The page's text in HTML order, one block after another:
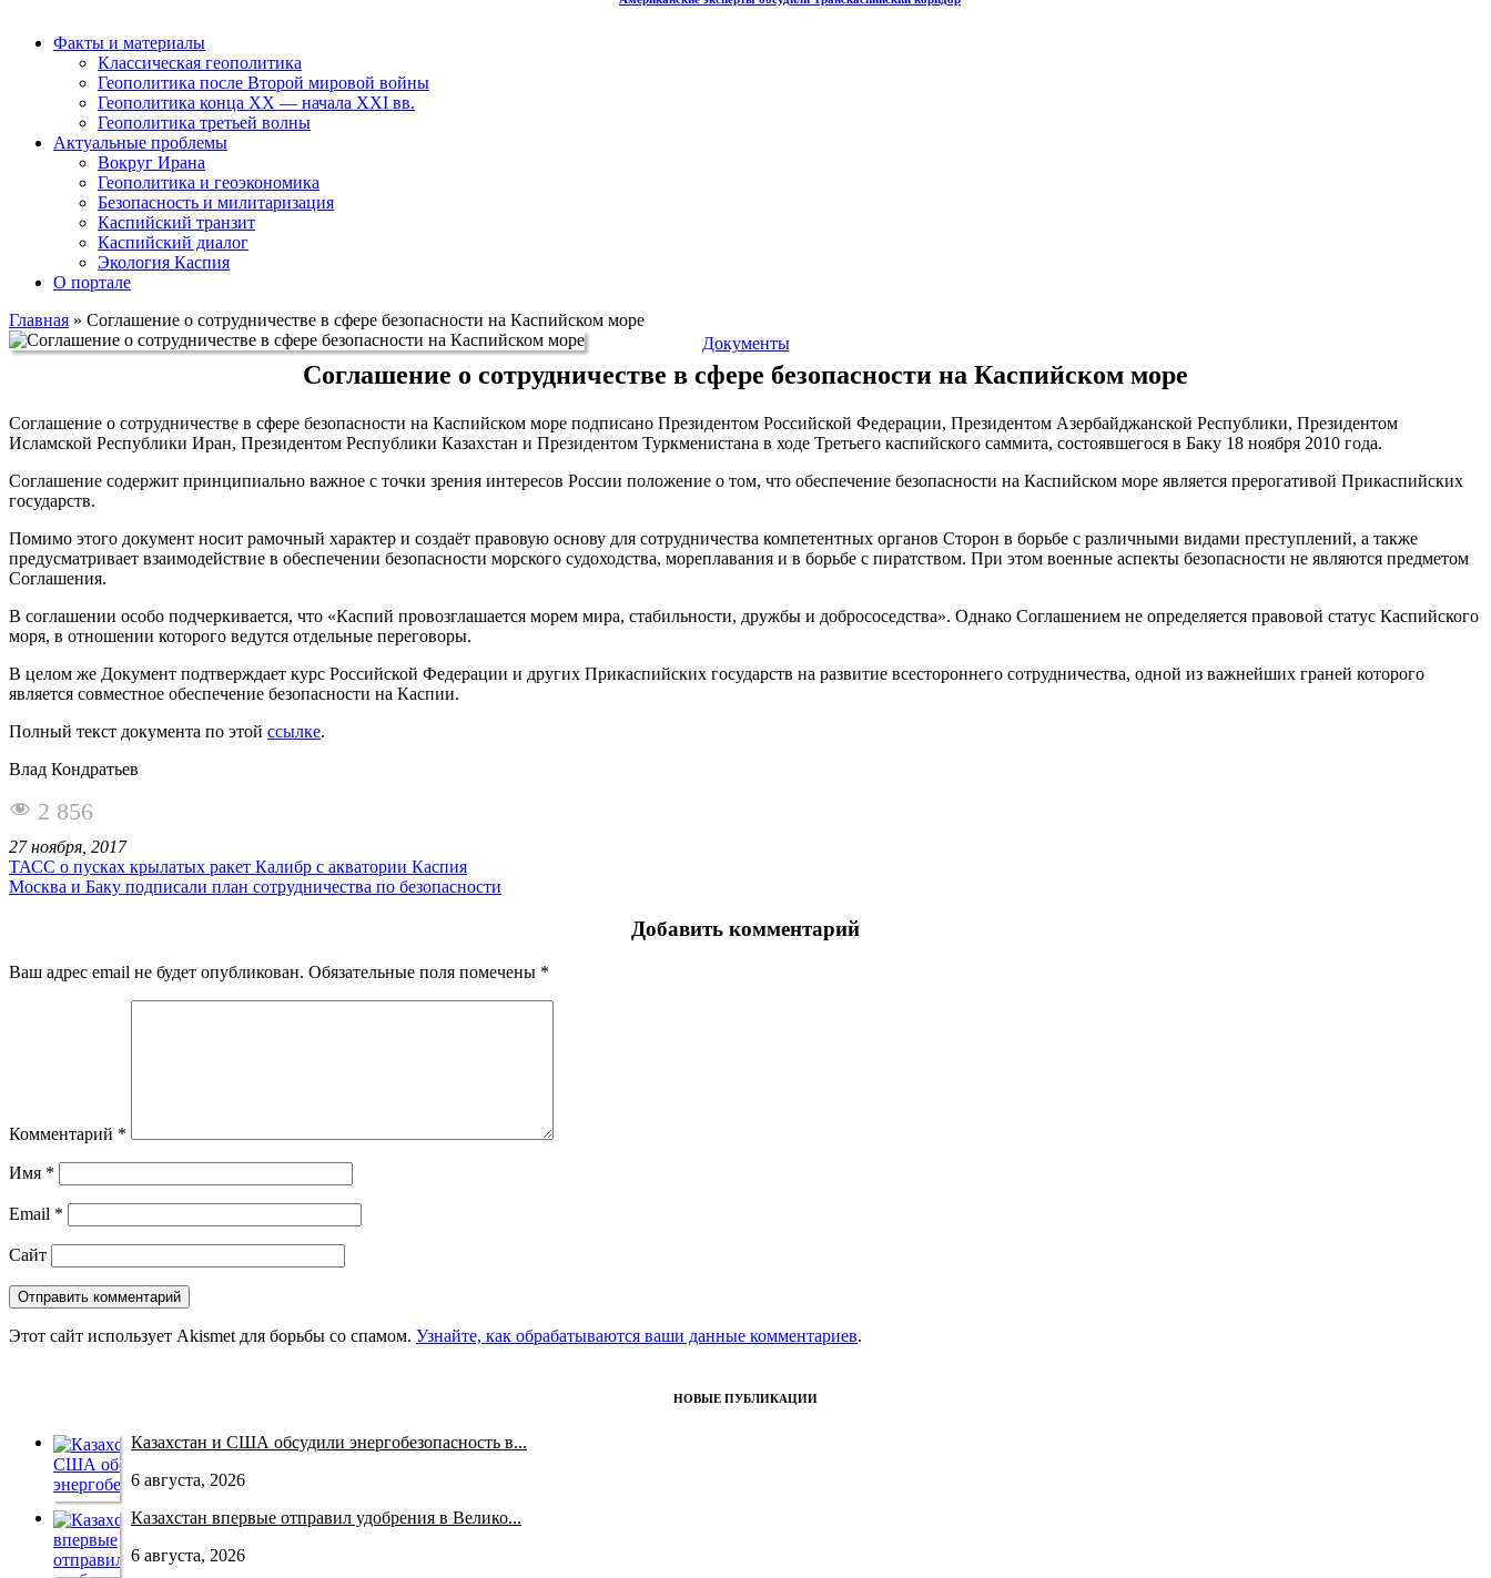
Факты и материалы
Классическая геополитика
Геополитика после Второй мировой войны
Геополитика конца XX — начала XXI вв.
Геополитика третьей волны
Актуальные проблемы
Вокруг Ирана
Геополитика и геоэкономика
Безопасность и милитаризация
Каспийский транзит
Каспийский диалог
Экология Каспия
О портале
Главная » Соглашение о сотрудничестве в сфере безопасности на Каспийском море
Документы
Соглашение о сотрудничестве в сфере безопасности на Каспийском море
Соглашение о сотрудничестве в сфере безопасности на Каспийском море подписано Президентом Российской Федерации, Президентом Азербайджанской Республики, Президентом
Исламской Республики Иран, Президентом Республики Казахстан и Президентом Туркменистана в ходе Третьего каспийского саммита, состоявшегося в Баку 18 ноября 2010 года.
Соглашение содержит принципиально важное с точки зрения интересов России положение о том, что обеспечение безопасности на Каспийском море является прерогативой Прикаспийских
государств.
Помимо этого документ носит рамочный характер и создаёт правовую основу для сотрудничества компетентных органов Сторон в борьбе с различными видами преступлений, а также
предусматривает взаимодействие в обеспечении безопасности морского судоходства, мореплавания и в борьбе с пиратством. При этом военные аспекты безопасности не являются предметом
Соглашения.
В соглашении особо подчеркивается, что «Каспий провозглашается морем мира, стабильности, дружбы и добрососедства». Однако Соглашением не определяется правовой статус Каспийского
моря, в отношении которого ведутся отдельные переговоры.
В целом же Документ подтверждает курс Российской Федерации и других Прикаспийских государств на развитие всестороннего сотрудничества, одной из важнейших граней которого
является совместное обеспечение безопасности на Каспии.
Полный текст документа по этой ссылке.
Влад Кондратьев
2 856
27 ноября, 2017
ТАСС о пусках крылатых ракет Калибр с акватории Каспия
Москва и Баку подписали план сотрудничества по безопасности
Добавить комментарий
Ваш адрес email не будет опубликован. Обязательные поля помечены *
Комментарий *
Имя *
Email *
Сайт
Этот сайт использует Akismet для борьбы со спамом. Узнайте, как обрабатываются ваши данные комментариев.
НОВЫЕ ПУБЛИКАЦИИ
Казахстан и США обсудили энергобезопасность в...
6 августа, 2026
Казахстан впервые отправил удобрения в Велико...
6 августа, 2026